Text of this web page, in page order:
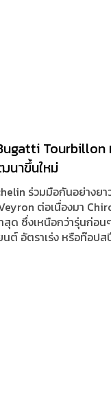
าขึ้นใหม่
ร่วมมือกันอย่างย
ต่อเนื่องมา
ด ซึ่งเหนือกว่ารุ่นก่อ
นต์ อัตราเร่ง หรือท๊อป
หม่ทั้งหมด